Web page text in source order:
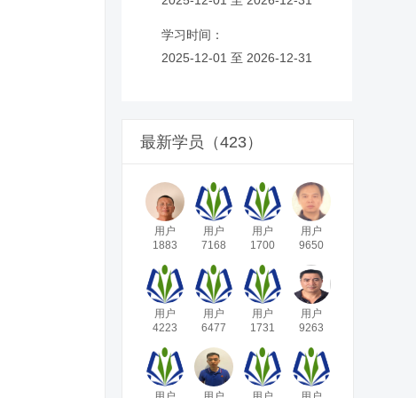
学习时间：
2025-12-01 至 2026-12-31
最新学员（423）
用户
1883
用户
7168
用户
1700
用户
9650
用户
4223
用户
6477
用户
1731
用户
9263